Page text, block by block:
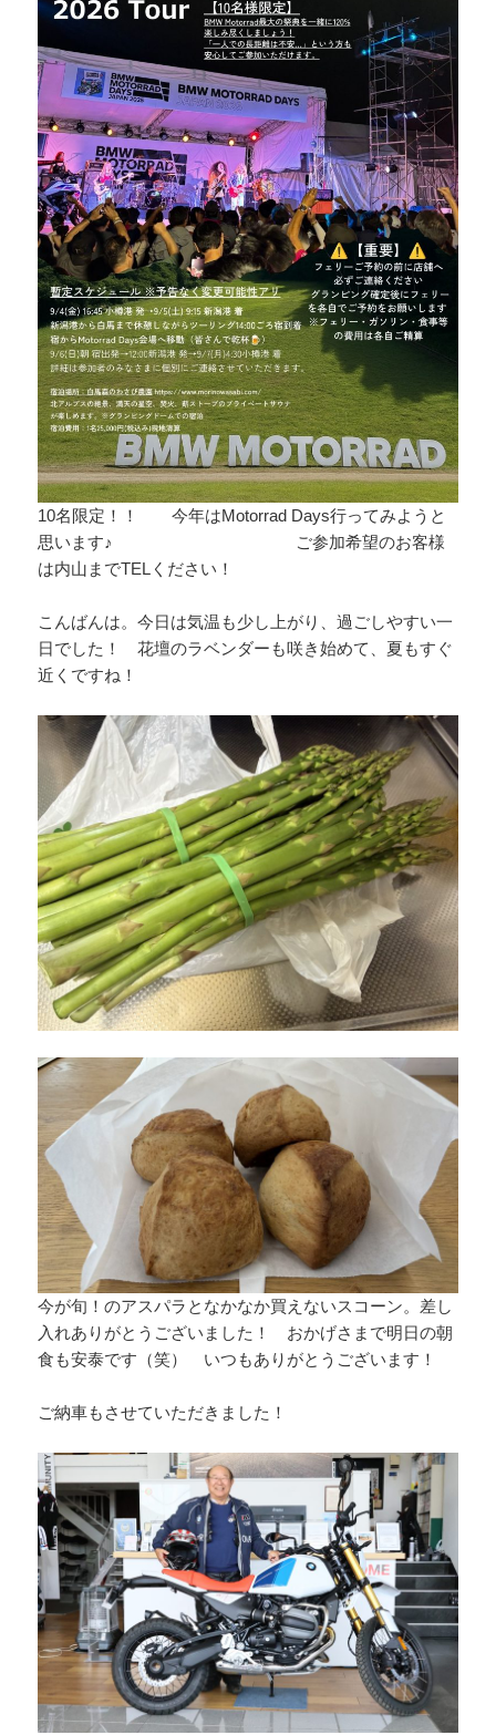
10名限定！！ 今年はMotorrad Days行ってみようと
思います♪ ご参加希望のお客様
は内山までTELください！
こんばんは。今日は気温も少し上がり、過ごしやすい一
日でした！ 花壇のラベンダーも咲き始めて、夏もすぐ
近くですね！
今が旬！のアスパラとなかなか買えないスコーン。差し
入れありがとうございました！ おかげさまで明日の朝
食も安泰です（笑） いつもありがとうございます！
ご納車もさせていただきました！